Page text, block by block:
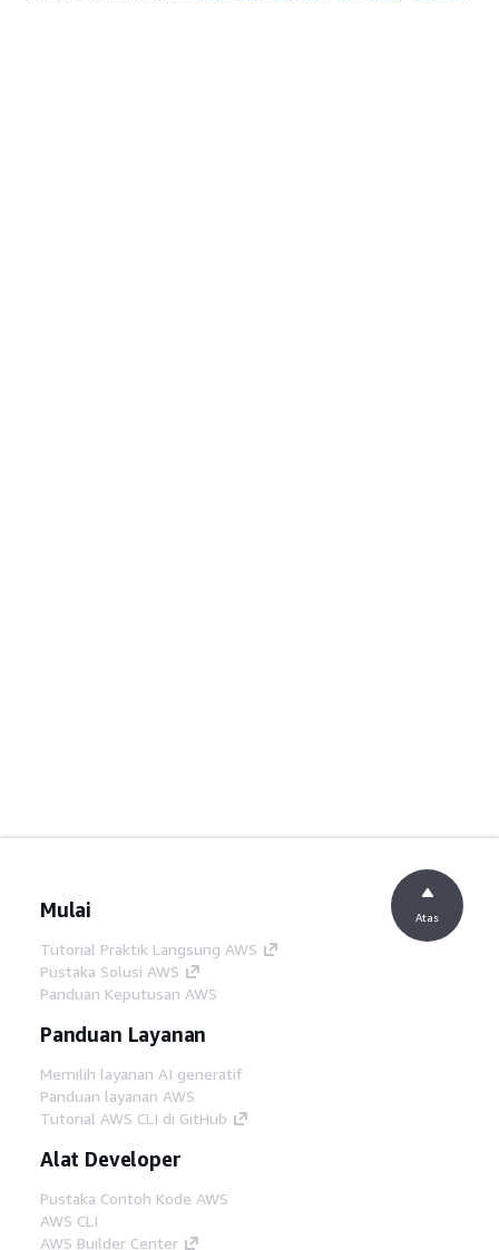
Mulai
Tutorial Praktik Langsung AWS
Pustaka Solusi AWS
Panduan Keputusan AWS
Panduan Layanan
Memilih layanan AI generatif
Panduan layanan AWS
Tutorial AWS CLI di GitHub
Alat Developer
Pustaka Contoh Kode AWS
AWS CLI
AWS Builder Center
Atas